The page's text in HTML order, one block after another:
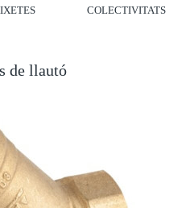
COLECTIVITATS
de llautó